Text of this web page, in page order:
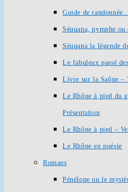
Guide de
Séquana, nymphe ou
Séquana la légende
Le fabuleux passé
Livre sur la Saône –
Le Rhône à pied du
Présentation
Le Rhône à pied –
Le Rhône en poésie
Romans
Pénélope ou le